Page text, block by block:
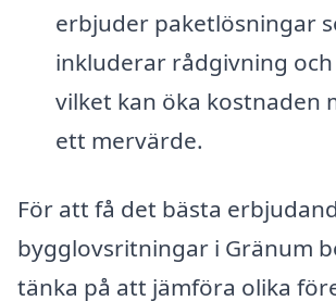
erbjuder paketlösningar
inkluderar rådgivning
vilket kan öka kostnaden
ett mervärde.
För att få det bästa
bygglovsritningar i Gränum
tänka på att jämföra olika